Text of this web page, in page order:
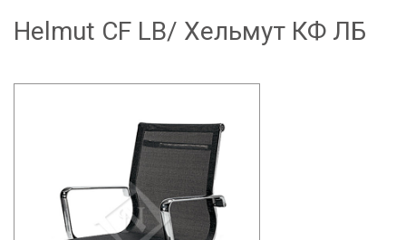
Helmut CF LB/ Хельмут КФ ЛБ